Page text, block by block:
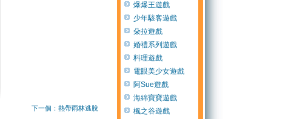
下一個：熱帶雨林逃脫
爆爆王遊戲
少年駭客遊戲
朵拉遊戲
婚禮系列遊戲
料理遊戲
電眼美少女遊戲
阿Sue遊戲
海綿寶寶遊戲
楓之谷遊戲